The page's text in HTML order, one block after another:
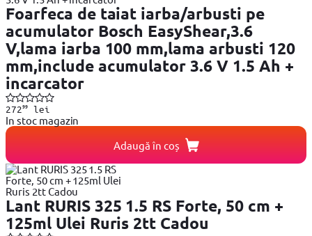
Foarfeca de taiat iarba/arbusti pe
acumulator Bosch EasyShear,3.6
V,lama iarba 100 mm,lama arbusti 120
mm,include acumulator 3.6 V 1.5 Ah +
incarcator
27299lei
In stoc magazin
Adaugă în coș
Lant RURIS 325 1.5 RS Forte, 50 cm +
125ml Ulei Ruris 2tt Cadou